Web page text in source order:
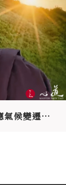
水與靈性論壇——以佛教角度談適應氣候變遷的願景